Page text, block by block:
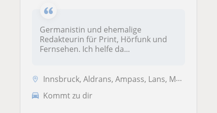
Germanistin und ehemalige
Redakteurin für Print, Hörfunk und
Fernsehen. Ich helfe da...
Innsbruck, Aldrans, Ampass, Lans, Mutters, Rum, Natters
Kommt zu dir